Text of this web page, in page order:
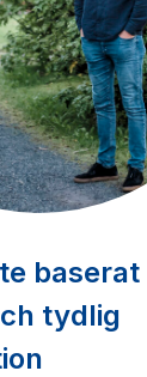
baserat
tydlig